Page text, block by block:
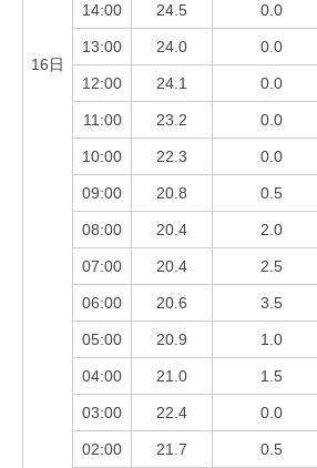
16日
14:00 24.5 0.0
13:00 24.0 0.0
12:00 24.1 0.0
11:00 23.2 0.0
10:00 22.3 0.0
09:00 20.8 0.5
08:00 20.4 2.0
07:00 20.4 2.5
06:00 20.6 3.5
05:00 20.9 1.0
04:00 21.0 1.5
03:00 22.4 0.0
02:00 21.7 0.5